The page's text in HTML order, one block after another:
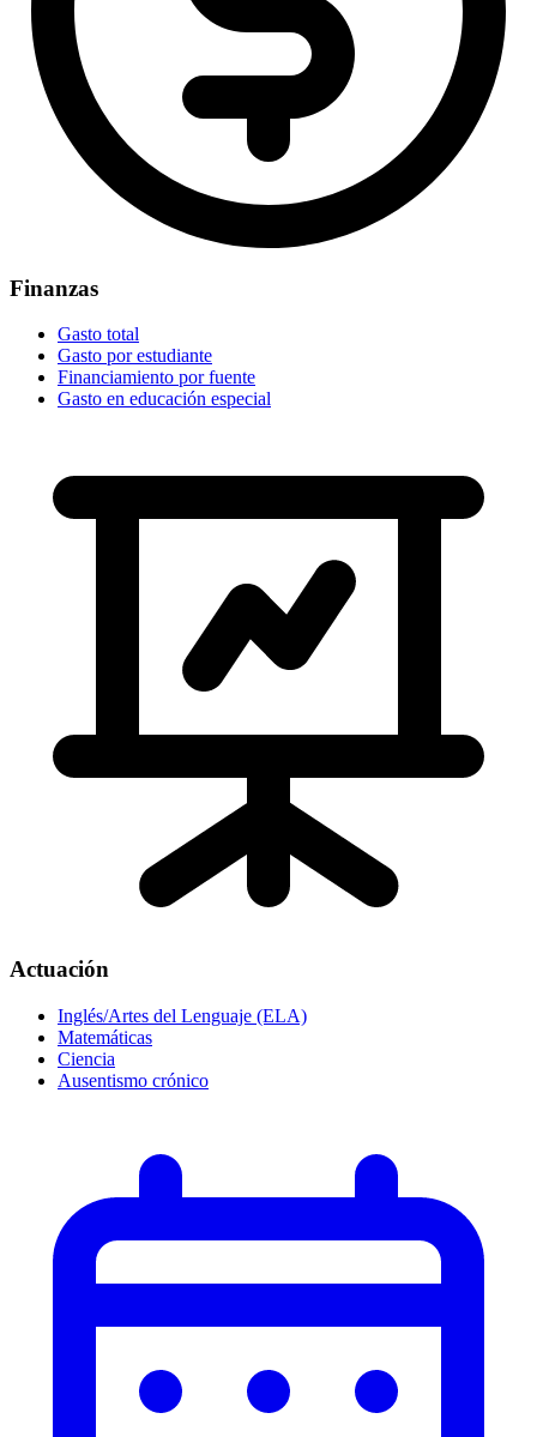
Finanzas
Gasto total
Gasto por estudiante
Financiamiento por fuente
Gasto en educación especial
Actuación
Inglés/Artes del Lenguaje (ELA)
Matemáticas
Ciencia
Ausentismo crónico